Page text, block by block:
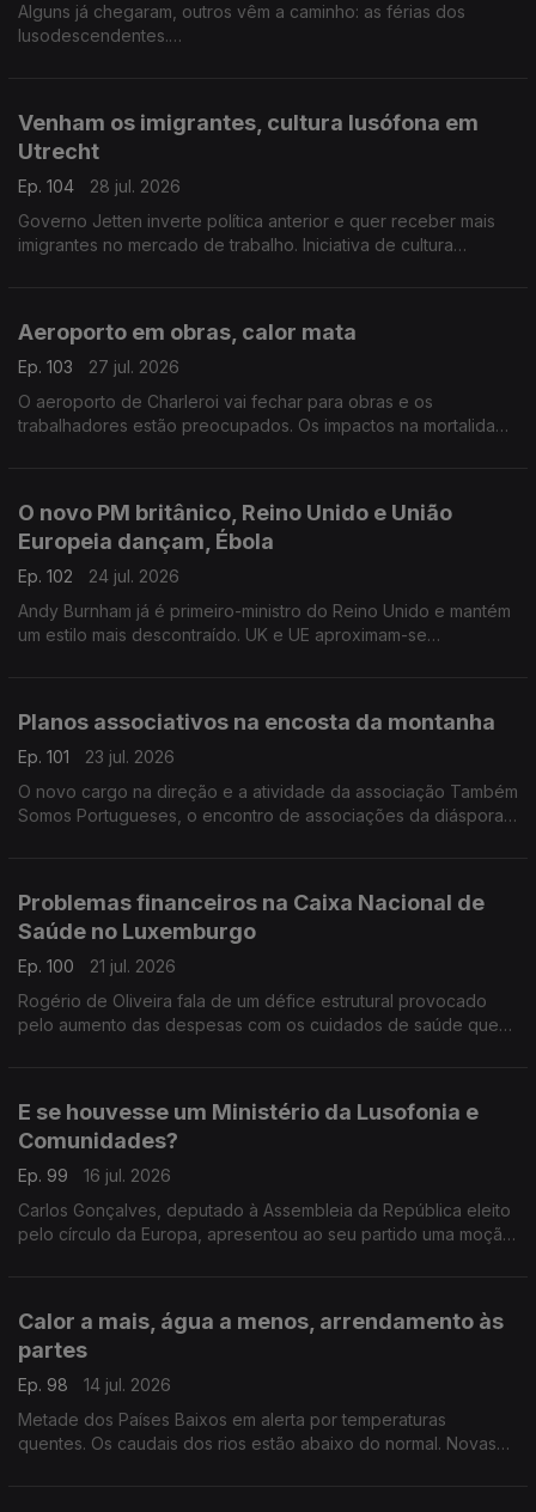
Alguns já chegaram, outros vêm a caminho: as férias dos
lusodescendentes.
Venham os imigrantes, cultura lusófona em
Utrecht
Ep. 104
28 jul. 2026
Governo Jetten inverte política anterior e quer receber mais
imigrantes no mercado de trabalho. Iniciativa de cultura
Aeroporto em obras, calor mata
Ep. 103
27 jul. 2026
O aeroporto de Charleroi vai fechar para obras e os
trabalhadores estão preocupados. Os impactos na mortalidade
O novo PM britânico, Reino Unido e União
Europeia dançam, Ébola
Ep. 102
24 jul. 2026
Andy Burnham já é primeiro-ministro do Reino Unido e mantém
um estilo mais descontraído. UK e UE aproximam-se
Planos associativos na encosta da montanha
Ep. 101
23 jul. 2026
O novo cargo na direção e a atividade da associação Também
Somos Portugueses, o encontro de associações da diáspora
Problemas financeiros na Caixa Nacional de
Saúde no Luxemburgo
Ep. 100
21 jul. 2026
Rogério de Oliveira fala de um défice estrutural provocado
pelo aumento das despesas com os cuidados de saúde que
E se houvesse um Ministério da Lusofonia e
Comunidades?
Ep. 99
16 jul. 2026
Carlos Gonçalves, deputado à Assembleia da República eleito
pelo círculo da Europa, apresentou ao seu partido uma moção
Calor a mais, água a menos, arrendamento às
partes
Ep. 98
14 jul. 2026
Metade dos Países Baixos em alerta por temperaturas
quentes. Os caudais dos rios estão abaixo do normal. Novas